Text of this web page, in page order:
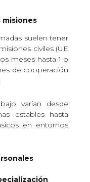
misiones
suelen tener
civiles (UE
meses hasta 1 o
de cooperación
varían desde
estables hasta
en entornos